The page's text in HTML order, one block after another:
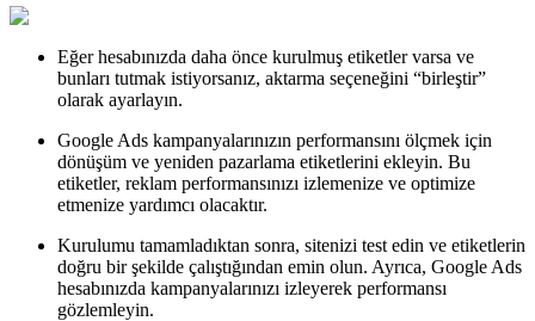
Eğer hesabınızda daha önce kurulmuş etiketler varsa ve
bunları tutmak istiyorsanız, aktarma seçeneğini “birleştir”
olarak ayarlayın.
Google Ads kampanyalarınızın performansını ölçmek için
dönüşüm ve yeniden pazarlama etiketlerini ekleyin. Bu
etiketler, reklam performansınızı izlemenize ve optimize
etmenize yardımcı olacaktır.
Kurulumu tamamladıktan sonra, sitenizi test edin ve etiketlerin
doğru bir şekilde çalıştığından emin olun. Ayrıca, Google Ads
hesabınızda kampanyalarınızı izleyerek performansı
gözlemleyin.